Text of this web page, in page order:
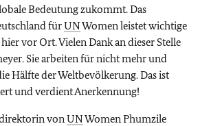
Bedeutung zukommt. Das
fürUNWomen leistet wichtige
vor Ort. Vielen Dank an dieser Stelle
Sie arbeiten für nicht mehr und
Hälfte der Weltbevölkerung. Das ist
und verdient Anerkennung!
vonUNWomen Phumzile